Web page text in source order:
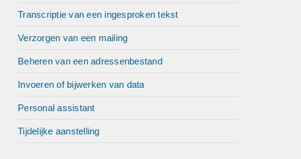
Transcriptie van een ingesproken tekst
Verzorgen van een mailing
Beheren van een adressenbestand
Invoeren of bijwerken van data
Personal assistant
Tijdelijke aanstelling